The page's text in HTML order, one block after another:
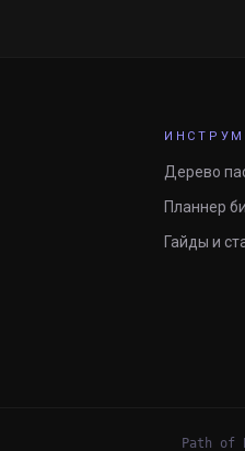
Дерево
Планнер
Гайды и
Path of